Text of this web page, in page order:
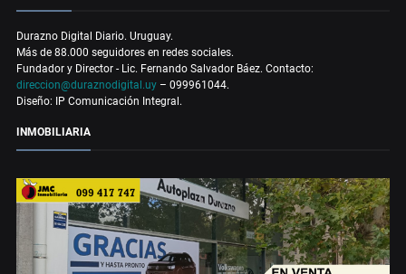
Durazno Digital Diario. Uruguay.
Más de 88.000 seguidores en redes sociales.
Fundador y Director - Lic. Fernando Salvador Báez. Contacto:
direccion@duraznodigital.uy – 099961044.
Diseño: IP Comunicación Integral.
INMOBILIARIA